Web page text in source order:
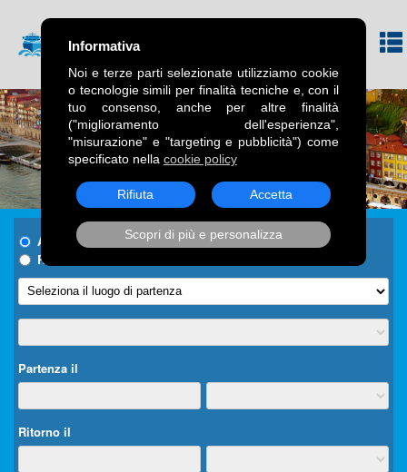
Informativa
Noi e terze parti selezionate utilizziamo cookie
o tecnologie simili per finalità tecniche e, con il
tuo consenso, anche per altre finalità
("miglioramento dell'esperienza",
"misurazione" e "targeting e pubblicità") come
specificato nella cookie policy
Rifiuta Accetta
Scopri di più e personalizza